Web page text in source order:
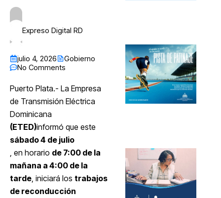
Expreso Digital RD
julio 4, 2026
Gobierno
No Comments
Puerto Plata.- La Empresa
de Transmisión Eléctrica
Dominicana
(ETED)informó que este
sábado 4 de julio
, en horario de 7:00 de la
mañana a 4:00 de la
tarde , iniciará los trabajos
de reconducción